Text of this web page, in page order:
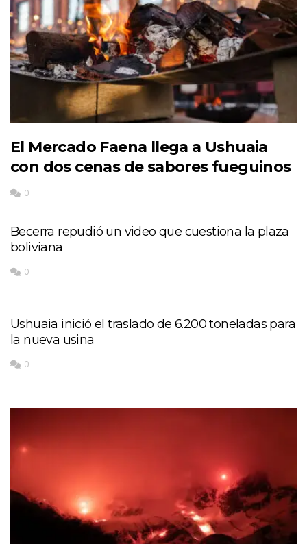
El Mercado Faena llega a Ushuaia
con dos cenas de sabores fueguinos
0
Becerra repudió un video que cuestiona la plaza
boliviana
0
Ushuaia inició el traslado de 6.200 toneladas para
la nueva usina
0